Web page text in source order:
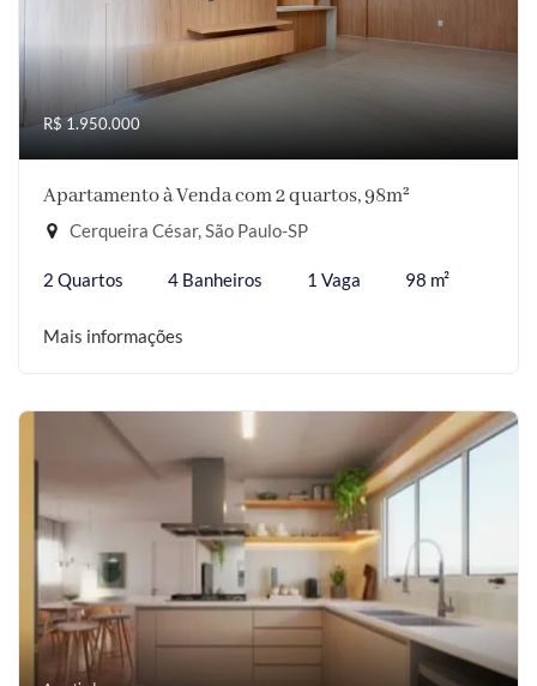
R$ 1.950.000
Apartamento à Venda com 2 quartos, 98m²
Cerqueira César, São Paulo-SP
2 Quartos 4 Banheiros 1 Vaga 98 m²
Mais informações